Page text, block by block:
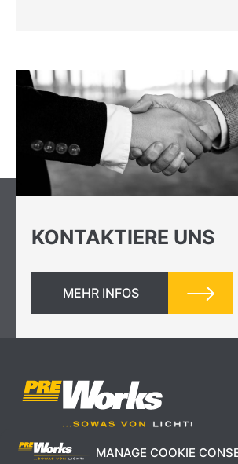
MANAGE COOKIE
KONTAKTIERE UNS
MEHR INFOS